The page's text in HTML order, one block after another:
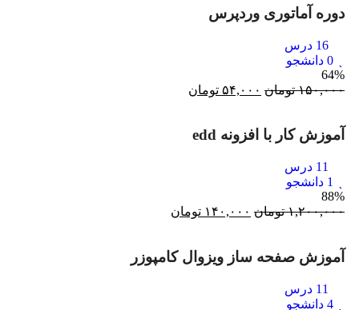
دوره آماتوری وردپرس
64%
۱۵۰,۰۰۰ تومان ۵۴,۰۰۰ تومان
آموزش کار با افزونه edd
88%
۱,۲۰۰,۰۰۰ تومان ۱۴۰,۰۰۰ تومان
آموزش صفحه ساز ویزوال کامپوزر